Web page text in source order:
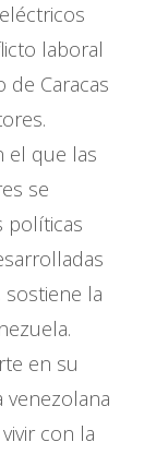
laboral
de Caracas
el que las
se
políticas
sostiene la
en su
venezolana
con la